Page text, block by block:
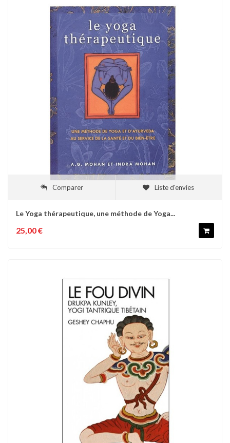
Comparer Liste d'envies
Le Yoga thérapeutique, une méthode de Yoga...
25,00 €